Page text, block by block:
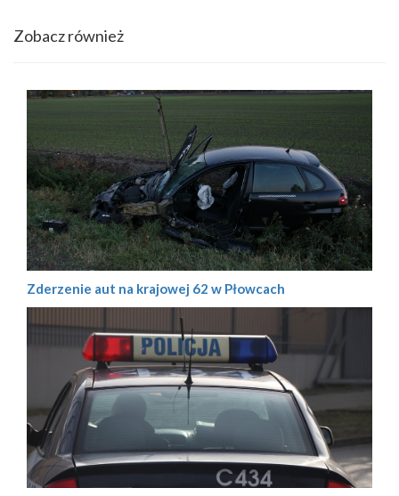
Zobacz również
Zderzenie aut na krajowej 62 w Płowcach